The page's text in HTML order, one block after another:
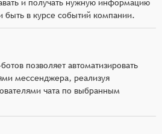
и получать нужную информацию
быть в курсе событий компании.
позволяет автоматизировать
мессенджера, реализуя
чата по выбранным